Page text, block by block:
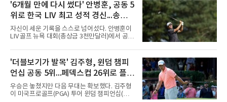
'6개월 만에 다시 썼다' 안병훈, 공동 5
위로 한국 LIV 최고 성적 경신...송영한
도 톱10
자신이 세운 기록을 스스로 넘어섰다. 안병훈이
LIV 골프 뉴욕 대회(총상금 3천만달러)에서 공동
병훈은 10일(한국시간) 미국 뉴저지주 베드민스
터의 트럼프 내셔널 골프 클럽 베드민스터(파
71)에서 열린 최종 4라운드에서 버디 5개와 보
기 3개를 묶어 2언더파 69타를 쳤다. 최종 합계
7언더파 277타로 5위, 우승자 호아킨 니만(칠레
·16언더파 268타)과는 9타 차였다.기록의 의미
가 크다. 올해 LIV 골프로 이적해 새로 만들어진
'더블보기가 발목' 김주형, 윈덤 챔피
언십 공동 5위...페덱스컵 26위로 플레
이오프행
우승은 놓쳤지만 다음 무대는 확보했다. 김주형
이 미국프로골프(PGA) 투어 윈덤 챔피언십(총